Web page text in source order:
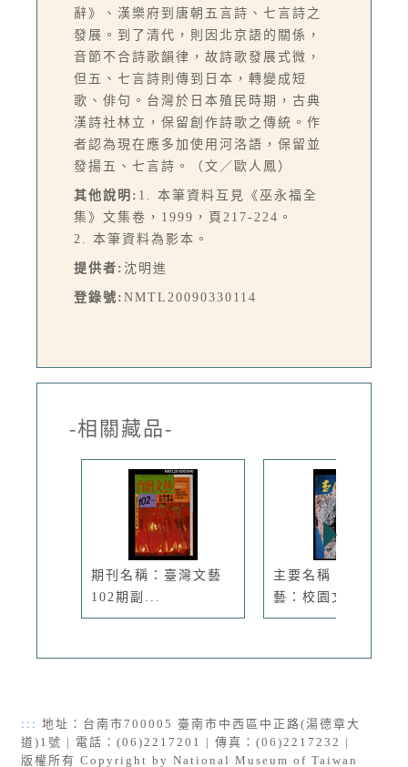
辭》、漢樂府到唐朝五言詩、七言詩之
發展。到了清代，則因北京語的關係，
音節不合詩歌韻律，故詩歌發展式微，
但五、七言詩則傳到日本，轉變成短
歌、俳句。台灣於日本殖民時期，古典
漢詩社林立，保留創作詩歌之傳統。作
者認為現在應多加使用河洛語，保留並
發揚五、七言詩。（文／歐人鳳）
其他說明: 1. 本筆資料互見《巫永福全
集》文集卷，1999，頁217-224。
2. 本筆資料為影本。
提供者: 沈明進
登錄號: NMTL20090330114
-相關藏品-
期刊名稱：臺灣文藝
102期副...
主要名稱：臺灣文
藝：校園文學...
::: 地址：台南市700005 臺南市中西區中正路(湯德章大
道)1號 | 電話：(06)2217201 | 傳真：(06)2217232 |
版權所有 Copyright by National Museum of Taiwan